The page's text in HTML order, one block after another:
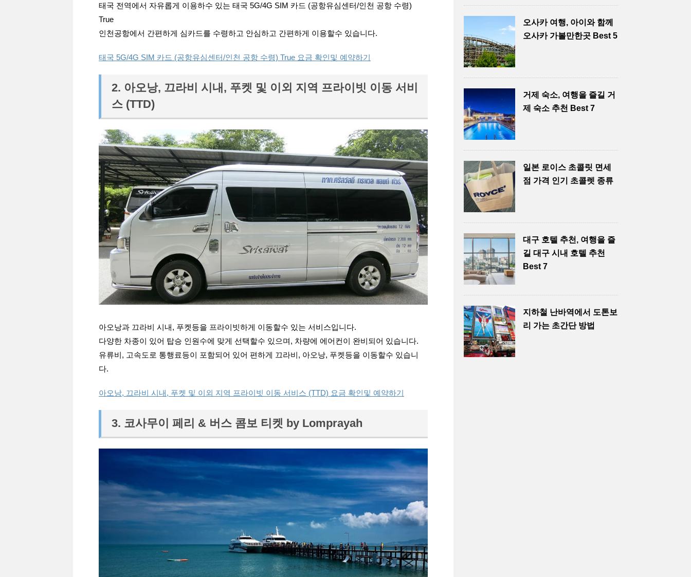
태국 전역에서 자유롭게 이용하수 있는 태국 5G/4G SIM 카드 (공항유심센터/인천 공항 수령)
True
인천공항에서 간편하게 심카드를 수령하고 안심하고 간편하게 이용할수 있습니다.
태국 5G/4G SIM 카드 (공항유심센터/인천 공항 수령) True 요금 확인및 예약하기
2. 아오낭, 끄라비 시내, 푸켓 및 이외 지역 프라이빗 이동 서비
스 (TTD)
아오낭과 끄라비 시내, 푸켓등을 프라이빗하게 이동할수 있는 서비스입니다.
다양한 차종이 있어 탑승 인원수에 맞게 선택할수 있으며, 차량에 에어컨이 완비되어 있습니다.
유류비, 고속도로 통행료등이 포함되어 있어 편하게 끄라비, 아오낭, 푸켓등을 이동할수 있습니
다.
아오낭, 끄라비 시내, 푸켓 및 이외 지역 프라이빗 이동 서비스 (TTD) 요금 확인및 예약하기
3. 코사무이 페리 & 버스 콤보 티켓 by Lomprayah
오사카 여행, 아이와 함께
오사카 가볼만한곳 Best 5
거제 숙소, 여행을 즐길 거
제 숙소 추천 Best 7
일본 로이스 초콜릿 면세
점 가격 인기 초콜렛 종류
대구 호텔 추천, 여행을 즐
길 대구 시내 호텔 추천
Best 7
지하철 난바역에서 도톤보
리 가는 초간단 방법